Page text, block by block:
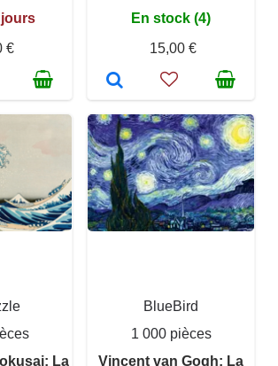
jours
€
En stock (4)
15,00 €
La
BlueBird
1 000 pièces
Vincent van Gogh: La